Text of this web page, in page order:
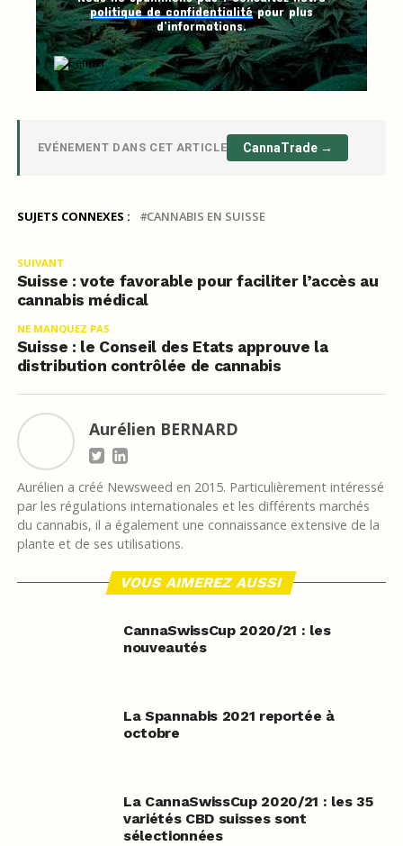
politique de confidentialitépour plus
d’informations.
EVÉNEMENT DANS CET ARTICLE CannaTrade →
SUJETS CONNEXES : CANNABIS EN SUISSE
SUIVANT
Suisse : vote favorable pour faciliter l’accès au
cannabis médical
NE MANQUEZ PAS
Suisse : le Conseil des Etats approuve la
distribution contrôlée de cannabis
Aurélien BERNARD
Aurélien a créé Newsweed en 2015. Particulièrement intéressé
par les régulations internationales et les différents marchés
du cannabis, il a également une connaissance extensive de la
plante et de ses utilisations.
VOUS AIMEREZ AUSSI
CannaSwissCup 2020/21 : les
nouveautés
La Spannabis 2021 reportée à
octobre
La CannaSwissCup 2020/21 : les 35
variétés CBD suisses sont
sélectionnées